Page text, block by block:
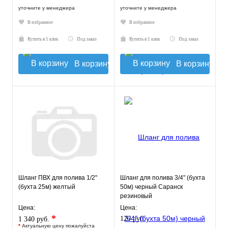
уточните у менеджера
В избранное
Купить в 1 клик Под заказ
В корзину
уточните у менеджера
В избранное
Купить в 1 клик Под заказ
В корзину
Шланг ПВХ для полива 1/2"
(бухта 25м) желтый
Цена:
1 340 руб. *
* Актуальную цену пожалуйста
Шланг для полива 3/4" (бухта
50м) черный Саранск
резиновый
Цена:
120 руб.